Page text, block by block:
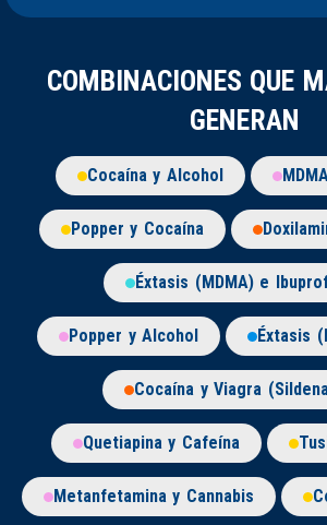
COMBINACIONES QUE
GENERAN
Cocaína y Alcohol
Popper y Cocaína
Éxtasis (MDMA) e
Popper y Alcohol Éxtasis
Cocaína y Viagra
Quetiapina y Cafeína
Metanfetamina y Cannabis